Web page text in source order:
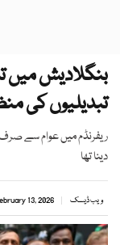
بنگلادیش میں
تبدیلیوں کی
ریفرنڈم میں عوام سے صرف
دینا تھا
ویب ڈیسک 13, 2026